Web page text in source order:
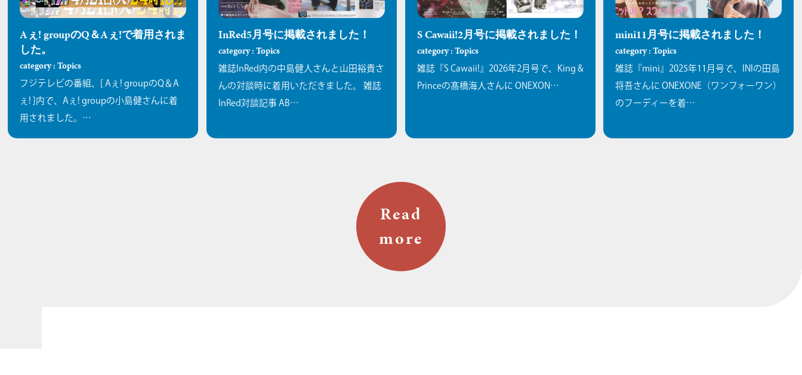
Aぇ! groupのQ＆Aぇ!で着用されま
した。
category : Topics
フジテレビの番組、[ Aぇ! groupのQ＆A
ぇ! ]内で、Aぇ! groupの小島健さんに着
用されました。…
InRed5月号に掲載されました！
category : Topics
雑誌InRed内の中島健人さんと山田裕貴さ
んの対談時に着用いただきました。 雑誌
InRed対談記事 AB…
S Cawaii!2月号に掲載されました！
category : Topics
雑誌『S Cawaii!』2026年2月号で、King &
Princeの髙橋海人さんに ONEXON…
mini11月号に掲載されました！
category : Topics
雑誌『mini』2025年11月号で、INIの田島
将吾さんに ONEXONE（ワンフォーワン）
のフーディーを着…
Read
more